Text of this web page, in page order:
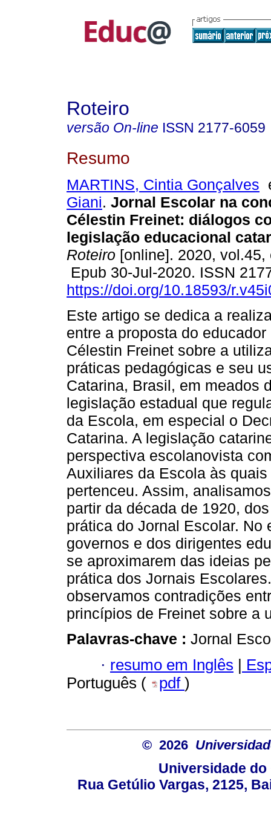
Roteiro
versão On-line ISSN 2177-6059
Resumo
MARTINS, Cintia Gonçalves
Giani. Jornal Escolar na
Célestin Freinet: diálogos
legislação educacional
Roteiro [online]. 2020, vol.45,
Epub 30-Jul-2020. ISSN
https://doi.org/10.18593/
Este artigo se dedica a
entre a proposta do
Célestin Freinet sobre a
práticas pedagógicas e seu
Catarina, Brasil, em meados
legislação estadual que
da Escola, em especial o
Catarina. A legislação
perspectiva escolanovista
Auxiliares da Escola às
pertenceu. Assim,
partir da década de 1920,
prática do Jornal Escolar. No
governos e dos dirigentes
se aproximarem das ideias
prática dos Jornais
observamos contradições
princípios de Freinet sobre a
Palavras-chave : Jornal
· resumo em Inglês |
Português (
pdf )
© 2026
Universidade do
Rua Getúlio Vargas, 2125,